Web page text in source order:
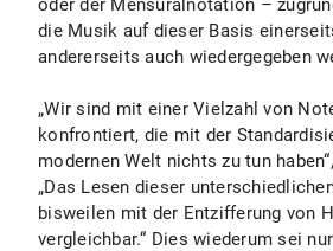
oder der Mensuralnotation –
die Musik auf dieser Basis
andererseits auch wiedergegeben
„Wir sind mit einer Vielzahl von
konfrontiert, die mit der
modernen Welt nichts zu tun
„Das Lesen dieser
bisweilen mit der Entzifferung von
vergleichbar.“ Dies wiederum sei